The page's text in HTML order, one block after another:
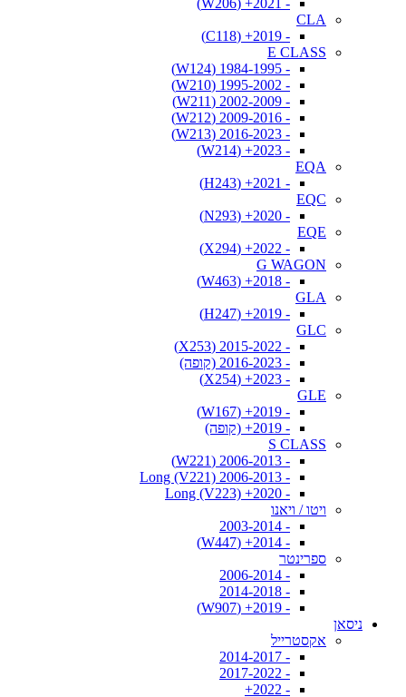
- 2021+ (W206)
CLA
- 2019+ (C118)
E CLASS
- 1984-1995 (W124)
- 1995-2002 (W210)
- 2002-2009 (W211)
- 2009-2016 (W212)
- 2016-2023 (W213)
- 2023+ (W214)
EQA
- 2021+ (H243)
EQC
- 2020+ (N293)
EQE
- 2022+ (X294)
G WAGON
- 2018+ (W463)
GLA
- 2019+ (H247)
GLC
- 2015-2022 (X253)
- 2016-2023 (קופה)
- 2023+ (X254)
GLE
- 2019+ (W167)
- 2019+ (קופה)
S CLASS
- 2006-2013 (W221)
- 2006-2013 Long (V221)
- 2020+ Long (V223)
ויטו / ויאנו
- 2003-2014
- 2014+ (W447)
ספרינטר
- 2006-2014
- 2014-2018
- 2019+ (W907)
ניסאן
אקסטרייל
- 2014-2017
- 2017-2022
- 2022+